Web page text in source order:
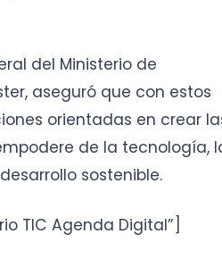
del Ministerio de
aseguró que con estos
orientadas en crear
de la tecnología,
sostenible.
TIC Agenda Digital”]